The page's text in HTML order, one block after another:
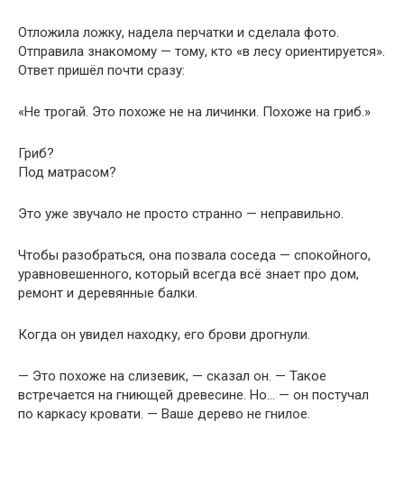
Отложила ложку, надела перчатки и сделала фото.
Отправила знакомому — тому, кто «в лесу ориентируется».
Ответ пришёл почти сразу:
«Не трогай. Это похоже не на личинки. Похоже на гриб.»
Гриб?
Под матрасом?
Это уже звучало не просто странно — неправильно.
Чтобы разобраться, она позвала соседа — спокойного,
уравновешенного, который всегда всё знает про дом,
ремонт и деревянные балки.
Когда он увидел находку, его брови дрогнули.
— Это похоже на слизевик, — сказал он. — Такое
встречается на гниющей древесине. Но… — он постучал
по каркасу кровати. — Ваше дерево не гнилое.